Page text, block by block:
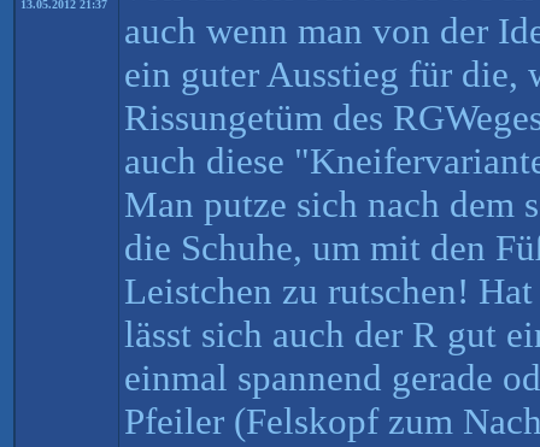
13.05.2012 21:37
auch wenn man von der
ein guter Ausstieg für die,
Rissungetüm des
auch diese
Man putze sich nach dem
die Schuhe, um mit den
Leistchen zu rutschen!
lässt sich auch der R gut
einmal spannend gerade
Pfeiler (Felskopf zum